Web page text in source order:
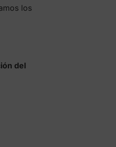
los
del